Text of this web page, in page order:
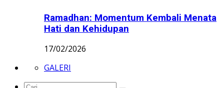
Ramadhan: Momentum Kembali Menata
Hati dan Kehidupan
17/02/2026
GALERI